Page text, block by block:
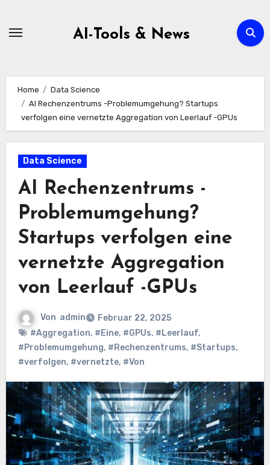
AI-Tools & News
Home
Data Science
AI Rechenzentrums -Problemumgehung? Startups
verfolgen eine vernetzte Aggregation von Leerlauf -GPUs
Data Science
AI Rechenzentrums -
Problemumgehung?
Startups verfolgen eine
vernetzte Aggregation
von Leerlauf -GPUs
Von admin
Februar 22, 2025
#Aggregation, #Eine, #GPUs, #Leerlauf,
#Problemumgehung, #Rechenzentrums, #Startups,
#verfolgen, #vernetzte, #Von